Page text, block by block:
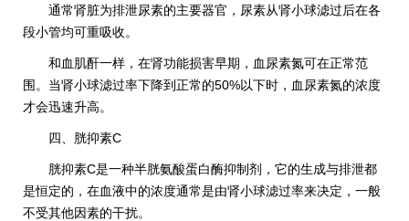
通常肾脏为排泄尿素的主要器官，尿素从肾小球滤过后在各
段小管均可重吸收。
和血肌酐一样，在肾功能损害早期，血尿素氮可在正常范
围。当肾小球滤过率下降到正常的50%以下时，血尿素氮的浓度
才会迅速升高。
四、胱抑素C
胱抑素C是一种半胱氨酸蛋白酶抑制剂，它的生成与排泄都
是恒定的，在血液中的浓度通常是由肾小球滤过率来决定，一般
不受其他因素的干扰。